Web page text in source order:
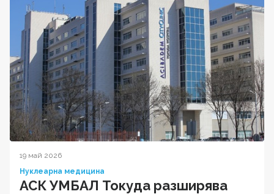
19 май 2026
Нуклеарна медицина
АСК УМБАЛ Токуда разширява